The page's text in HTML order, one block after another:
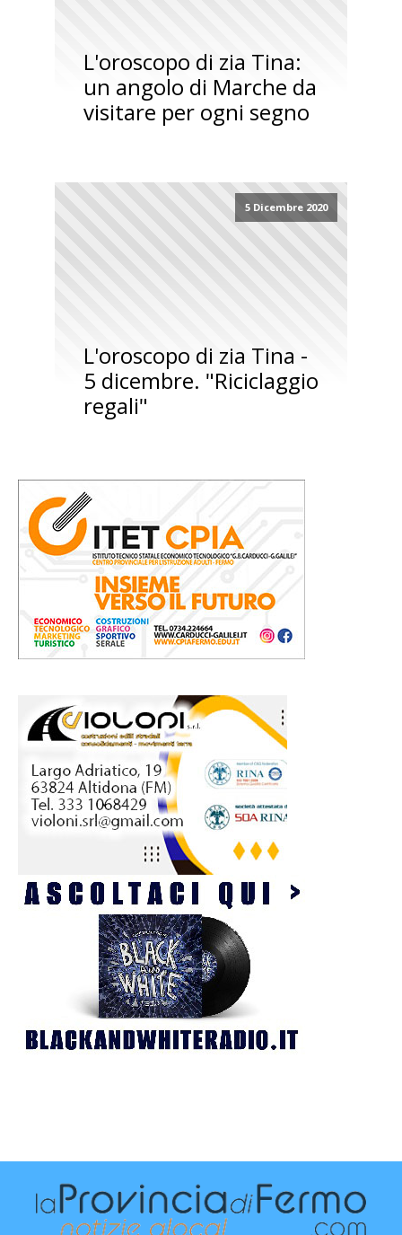
L'oroscopo di zia Tina:
un angolo di Marche da
visitare per ogni segno
5 Dicembre 2020
L'oroscopo di zia Tina -
5 dicembre. "Riciclaggio
regali"